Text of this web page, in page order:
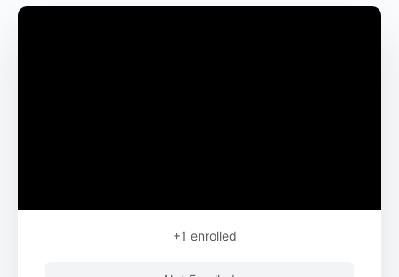
+1 enrolled